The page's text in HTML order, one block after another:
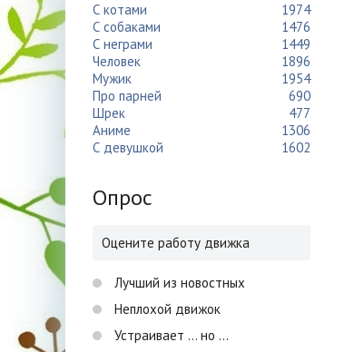
С котами
1974
С собаками
1476
С неграми
1449
Человек
1896
Мужик
1954
Про парней
690
Шрек
477
Аниме
1306
С девушкой
1602
Опрос
Оцените работу движка
Лучший из новостных
Неплохой движок
Устраивает ... но ...